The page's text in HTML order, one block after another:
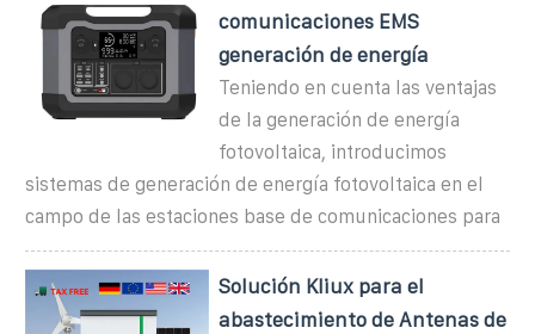
comunicaciones EMS
generación de energía
Teniendo en cuenta las ventajas
de la generación de energía
fotovoltaica, introducimos
sistemas de generación de energía fotovoltaica en el
campo de las estaciones base de comunicaciones para
Solución Kliux para el
abastecimiento de Antenas de